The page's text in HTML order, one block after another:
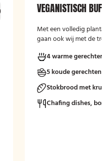
VEGANISTISCH
Met een volledig
gaan ook wij met de
4 warme
5 koude gerechten
Stokbrood met
Chafing dishes,